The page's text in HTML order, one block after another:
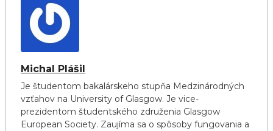
Michal Plášil
Je študentom bakalárskeho stupňa Medzinárodných
vzťahov na University of Glasgow. Je vice-
prezidentom študentského združenia Glasgow
European Society. Zaujíma sa o spôsoby fungovania a